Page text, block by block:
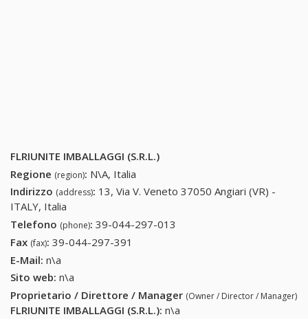
FLRIUNITE IMBALLAGGI (S.R.L.)
Regione (region): N\A, Italia
Indirizzo (address): 13, Via V. Veneto 37050 Angiari (VR) -
ITALY, Italia
Telefono (phone): 39-044-297-013
Fax (fax): 39-044-297-391
E-Mail: n\a
Sito web: n\a
Proprietario / Direttore / Manager (Owner / Director / Manager)
FLRIUNITE IMBALLAGGI (S.R.L.): n\a